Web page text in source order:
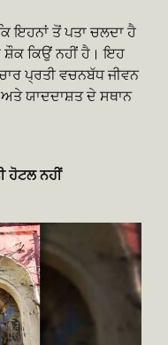
ਇਹਨਾਂ ਤੋਂ ਪਤਾ ਚਲਦਾ ਹੈ
ਸ਼ੌਕ ਕਿਉਂ ਨਹੀਂ ਹੈ। ਇਹ
ਪ੍ਰਤੀ ਵਚਨਬੱਧ ਜੀਵਨ
ਅਤੇ ਯਾਦਦਾਸ਼ਤ ਦੇ ਸਥਾਨ
ਹੋਟਲ ਨਹੀਂ